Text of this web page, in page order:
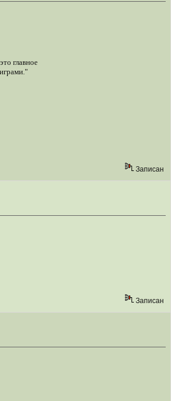
главное
Записан
Записан